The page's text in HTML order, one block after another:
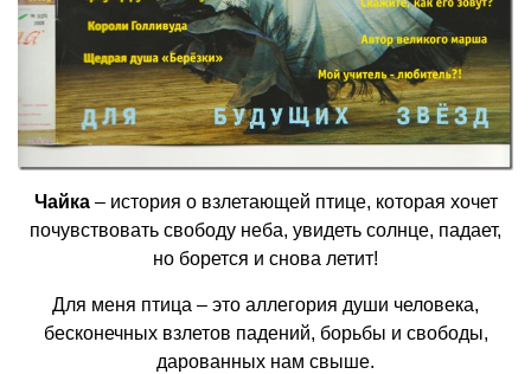
Чайка– история о взлетающей птице, которая хочет
почувствовать свободу неба, увидеть солнце, падает,
но борется и снова летит!
Для меня птица – это аллегория души человека,
бесконечных взлетов падений, борьбы и свободы,
дарованных нам свыше.